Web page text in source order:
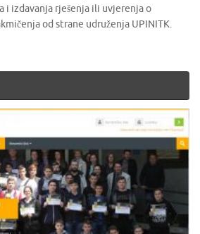
i izdavanja rješenja ili uvjerenja o
od strane udruženja UPINITK.